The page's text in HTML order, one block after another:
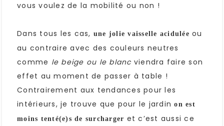
vous voulez de la mobilité ou non !
Dans tous les cas, une jolie vaisselle acidulée ou
au contraire avec des couleurs neutres
comme le beige ou le blanc viendra faire son
effet au moment de passer à table !
Contrairement aux tendances pour les
intérieurs, je trouve que pour le jardinon est
moins tenté(e)s de surcharger et c’est aussi ce